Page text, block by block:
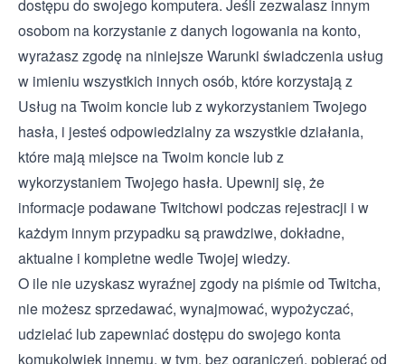
dostępu do swojego komputera. Jeśli zezwalasz innym
osobom na korzystanie z danych logowania na konto,
wyrażasz zgodę na niniejsze Warunki świadczenia usług
w imieniu wszystkich innych osób, które korzystają z
Usług na Twoim koncie lub z wykorzystaniem Twojego
hasła, i jesteś odpowiedzialny za wszystkie działania,
które mają miejsce na Twoim koncie lub z
wykorzystaniem Twojego hasła. Upewnij się, że
informacje podawane Twitchowi podczas rejestracji i w
każdym innym przypadku są prawdziwe, dokładne,
aktualne i kompletne wedle Twojej wiedzy.
O ile nie uzyskasz wyraźnej zgody na piśmie od Twitcha,
nie możesz sprzedawać, wynajmować, wypożyczać,
udzielać lub zapewniać dostępu do swojego konta
komukolwiek innemu, w tym, bez ograniczeń, pobierać od